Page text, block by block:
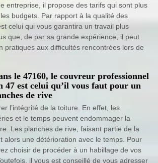
entreprise, il propose des tarifs qui sont plus
budgets. Par rapport à la qualité des
celui qui vous garantira un travail plus
que, de par sa grande expérience, il peut
pratiques aux difficultés rencontrées lors de
le 47160, le couvreur professionnel
47 est celui qu’il vous faut pour un
de rive
l’intégrité de la toiture. En effet, les
et le temps peuvent endommager la
Les planches de rive, faisant partie de la
alors une détérioration avec le temps. Pour
choisir de procéder à un habillage de vos
il vous est conseillé de vous adresser